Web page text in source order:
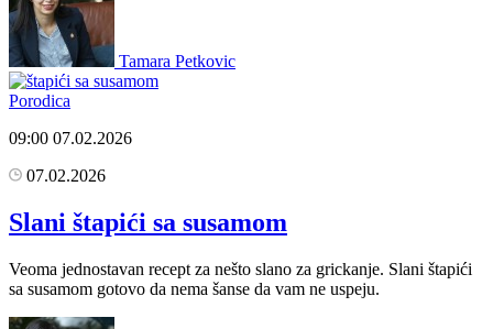
Tamara Petkovic
Porodica
09:00 07.02.2026
07.02.2026
Slani štapići sa susamom
Veoma jednostavan recept za nešto slano za grickanje. Slani štapići
sa susamom gotovo da nema šanse da vam ne uspeju.